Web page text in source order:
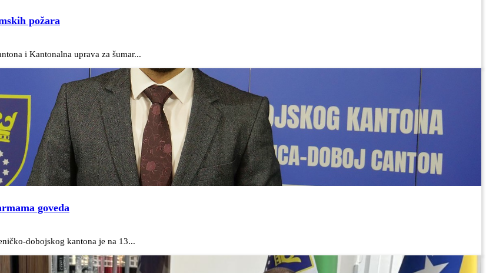
požara
i Kantonalna uprava za šumar...
goveda
dobojskog kantona je na 13...